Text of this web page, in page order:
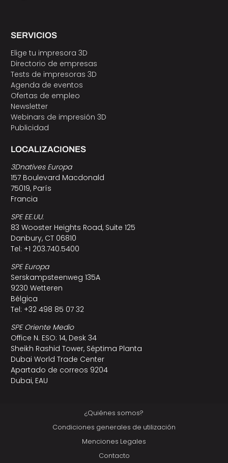
SERVICIOS
Elige tu impresora 3D
Directorio de empresas
Tests de impresoras 3D
Agenda de eventos
Ofertas de empleo
Newsletter
Webinars de impresión 3D
Publicidad
LOCALIZACIONES
3Dnatives Europa
157 Boulevard Macdonald
75019, París
Francia
SPE EE.UU.
83 Wooster Heights Road, Suite 125
Danbury, CT 06810
Tel: +1 203.740.5400
SPE Europa
Serskampsteenweg 135A
9230 Wetteren
Bélgica
Tel: +32 498 85 07 32
SPE Oriente Medio
Office N. ESO: 14, Desk 34
Sheikh Rashid Tower, Séptima Planta
Dubai World Trade Center
Apartado de correos 9204
Dubai, EAU
¿Quiénes somos?
Condiciones generales de utilización
Menciones Legales
Contacto